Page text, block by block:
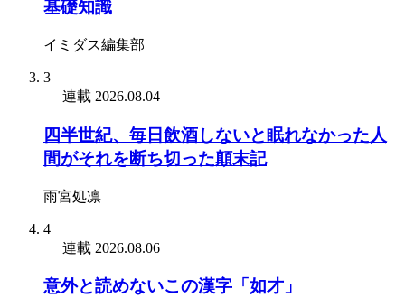
基礎知識
イミダス編集部
3
連載 2026.08.04
四半世紀、毎日飲酒しないと眠れなかった人
間がそれを断ち切った顛末記
雨宮処凛
4
連載 2026.08.06
意外と読めないこの漢字「如才」